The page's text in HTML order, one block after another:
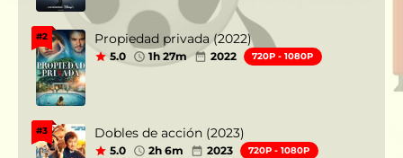
#2 Propiedad privada (2022)
5.0 1h 27m 2022 720P - 1080P
#3 Dobles de acción (2023)
5.0 2h 6m 2023 720P - 1080P